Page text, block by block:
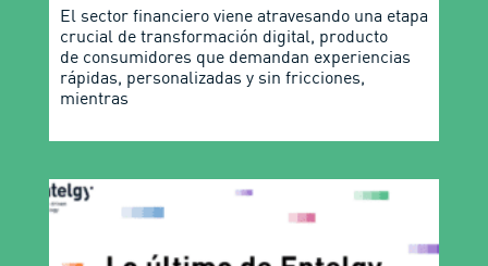
El sector financiero viene atravesando una etapa
crucial de transformación digital, producto
de consumidores que demandan experiencias
rápidas, personalizadas y sin fricciones,
mientras